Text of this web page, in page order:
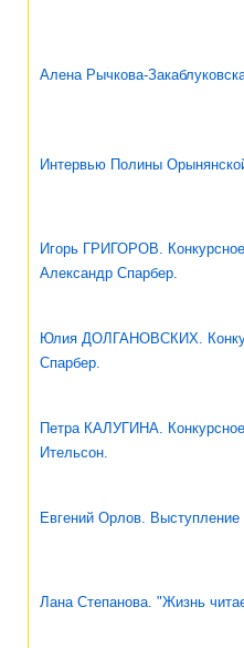
Алена Рычкова-
Интервью Полины
Игорь ГРИГОРОВ.
Александр Спарбер.
Юлия ДОЛГАНОВСКИХ.
Спарбер.
Петра КАЛУГИНА.
Ительсон.
Евгений Орлов.
Лана Степанова. "Жизнь